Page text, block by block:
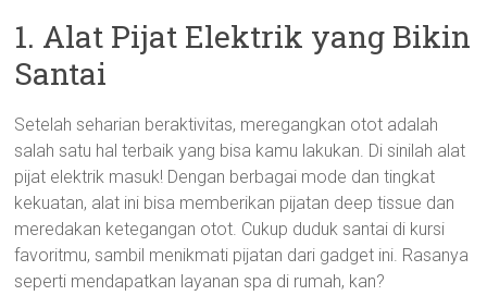
1. Alat Pijat Elektrik yang Bikin
Santai
Setelah seharian beraktivitas, meregangkan otot adalah
salah satu hal terbaik yang bisa kamu lakukan. Di sinilah alat
pijat elektrik masuk! Dengan berbagai mode dan tingkat
kekuatan, alat ini bisa memberikan pijatan deep tissue dan
meredakan ketegangan otot. Cukup duduk santai di kursi
favoritmu, sambil menikmati pijatan dari gadget ini. Rasanya
seperti mendapatkan layanan spa di rumah, kan?